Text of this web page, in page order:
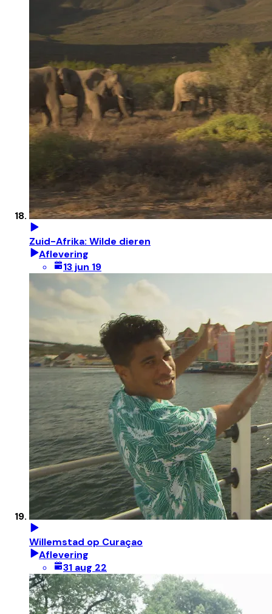
Zuid-Afrika: Wilde dieren
Aflevering
13 jun 19
Willemstad op Curaçao
Aflevering
31 aug 22